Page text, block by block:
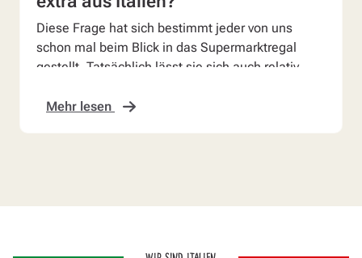
Diese Frage hat sich bestimmt jeder von uns
schon mal beim Blick in das Supermarktregal
gestellt. Tatsächlich lässt sie sich auch relativ
Mehr lesen